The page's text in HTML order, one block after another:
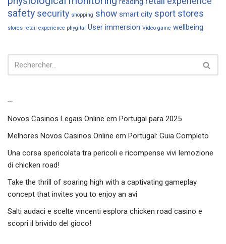
safety security shopping show smart city sport stores
stores retail experience phygital User immersion Video game wellbeing
Novos Casinos Legais Online em Portugal para 2025
Melhores Novos Casinos Online em Portugal: Guia Completo
Una corsa spericolata tra pericoli e ricompense vivi lemozione
di chicken road!
Take the thrill of soaring high with a captivating gameplay
concept that invites you to enjoy an avi
Salti audaci e scelte vincenti esplora chicken road casino e
scopri il brivido del gioco!